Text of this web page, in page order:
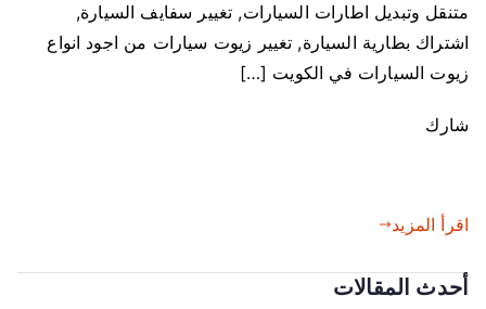
ت
ن
متنقل وتبديل اطارات السيارات, تغيير سفايف السيارة,
اشتراك بطارية السيارة, تغيير زيوت سيارات من اجود انواع
زيوت السيارات في الكويت […]
شارك
اقرأ المزيد
أحدث المقالات